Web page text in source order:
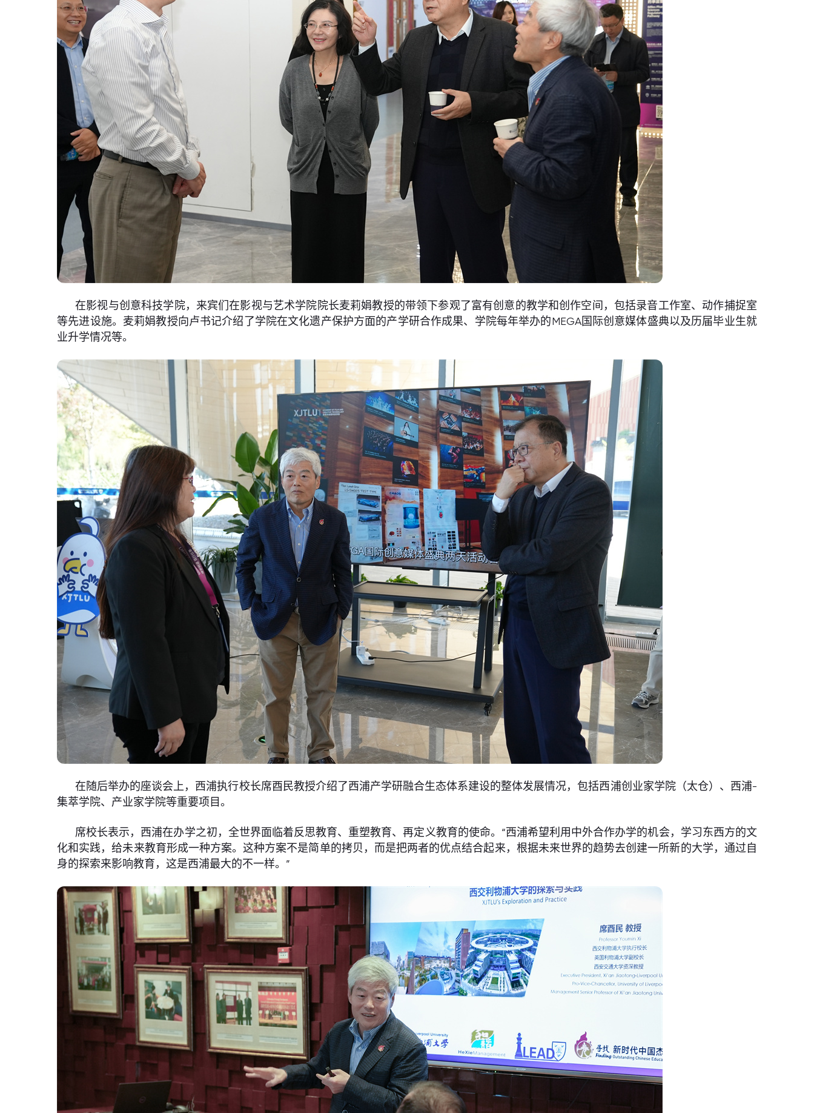
在影视与创意科技学院，来宾们在影视与艺术学院院长麦莉娟教授的带领下参观了富有创意的教学和创作空间，包括录音工作室、动作捕捉室
等先进设施。麦莉娟教授向卢书记介绍了学院在文化遗产保护方面的产学研合作成果、学院每年举办的MEGA国际创意媒体盛典以及历届毕业生就
业升学情况等。
在随后举办的座谈会上，西浦执行校长席酉民教授介绍了西浦产学研融合生态体系建设的整体发展情况，包括西浦创业家学院（太仓）、西浦-
集萃学院、产业家学院等重要项目。
席校长表示，西浦在办学之初，全世界面临着反思教育、重塑教育、再定义教育的使命。“西浦希望利用中外合作办学的机会，学习东西方的文
化和实践，给未来教育形成一种方案。这种方案不是简单的拷贝，而是把两者的优点结合起来，根据未来世界的趋势去创建一所新的大学，通过自
身的探索来影响教育，这是西浦最大的不一样。”